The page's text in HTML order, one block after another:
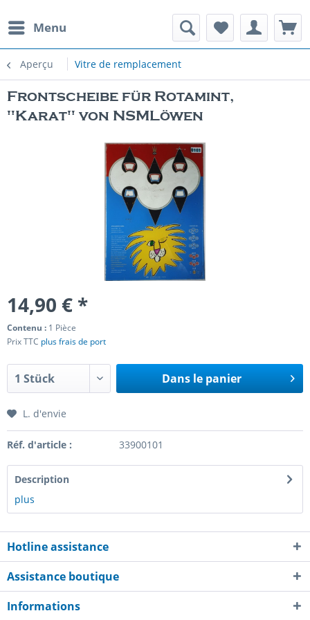
Menu
Aperçu Vitre de remplacement
Frontscheibe für Rotamint,
"Karat" von NSMLöwen
14,90 € *
Contenu : 1 Pièce
Prix TTC plus frais de port
Dans le panier
L. d'envie
Réf. d'article : 33900101
Description
plus
Hotline assistance
Assistance boutique
Informations